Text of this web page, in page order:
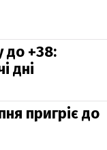
до +38:
дні
пригріє до